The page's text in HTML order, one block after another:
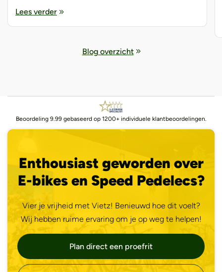
Lees verder
Blog overzicht
Beoordeling 9.99 gebaseerd op 1200+ individuele klantbeoordelingen.
Enthousiast geworden over
E-bikes en Speed Pedelecs?
Vier je vrijheid met Vietz! Benieuwd hoe dit voelt?
Wij hebben ruime ervaring om je op weg te helpen!
Plan direct een proefrit